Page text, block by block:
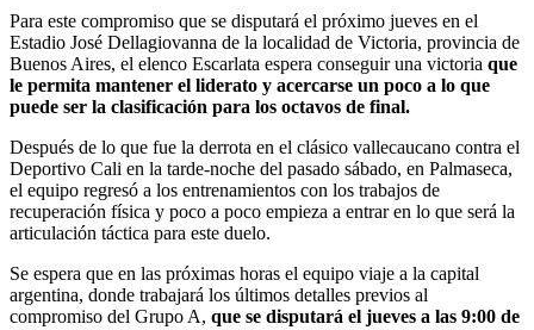
Para este compromiso que se disputará el próximo jueves en el
Estadio José Dellagiovanna de la localidad de Victoria, provincia de
Buenos Aires, el elenco Escarlata espera conseguir una victoria que
le permita mantener el liderato y acercarse un poco a lo que
puede ser la clasificación para los octavos de final.
Después de lo que fue la derrota en el clásico vallecaucano contra el
Deportivo Cali en la tarde-noche del pasado sábado, en Palmaseca,
el equipo regresó a los entrenamientos con los trabajos de
recuperación física y poco a poco empieza a entrar en lo que será la
articulación táctica para este duelo.
Se espera que en las próximas horas el equipo viaje a la capital
argentina, donde trabajará los últimos detalles previos al
compromiso del Grupo A, que se disputará el jueves a las 9:00 de